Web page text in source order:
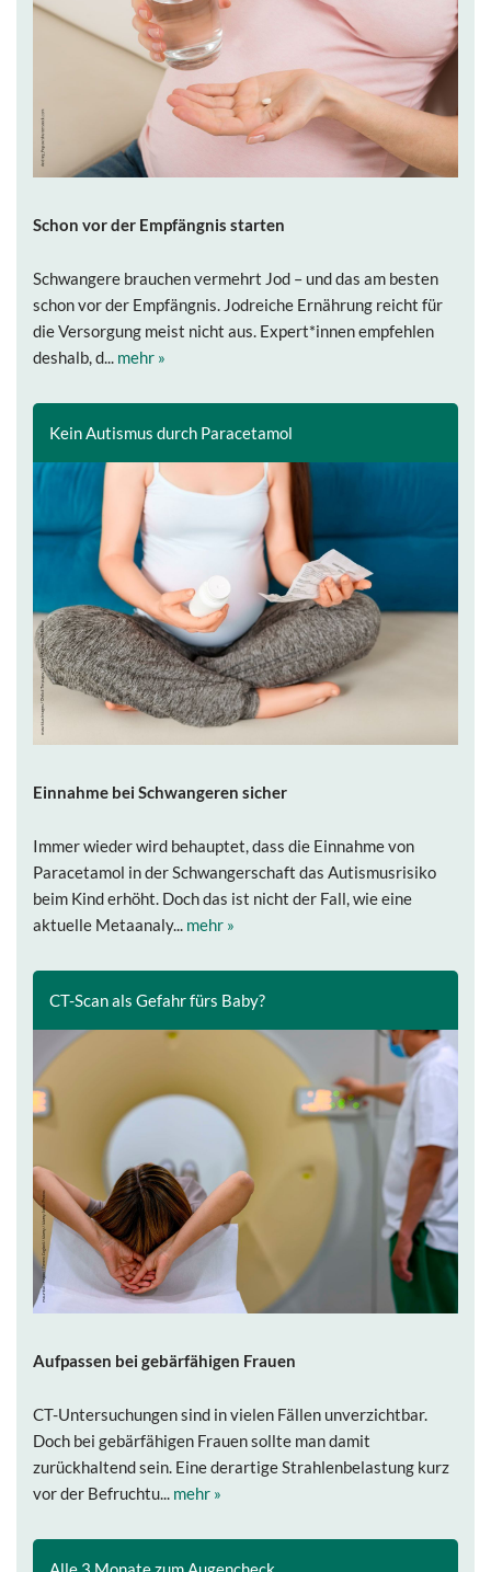
Schon vor der Empfängnis starten
Schwangere brauchen vermehrt Jod – und das am besten
schon vor der Empfängnis. Jodreiche Ernährung reicht für
die Versorgung meist nicht aus. Expert*innen empfehlen
deshalb, d... mehr »
Kein Autismus durch Paracetamol
Einnahme bei Schwangeren sicher
Immer wieder wird behauptet, dass die Einnahme von
Paracetamol in der Schwangerschaft das Autismusrisiko
beim Kind erhöht. Doch das ist nicht der Fall, wie eine
aktuelle Metaanaly... mehr »
CT-Scan als Gefahr fürs Baby?
Aufpassen bei gebärfähigen Frauen
CT-Untersuchungen sind in vielen Fällen unverzichtbar.
Doch bei gebärfähigen Frauen sollte man damit
zurückhaltend sein. Eine derartige Strahlenbelastung kurz
vor der Befruchtu... mehr »